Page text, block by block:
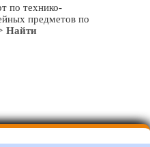
по технико-
предметов по
Найти